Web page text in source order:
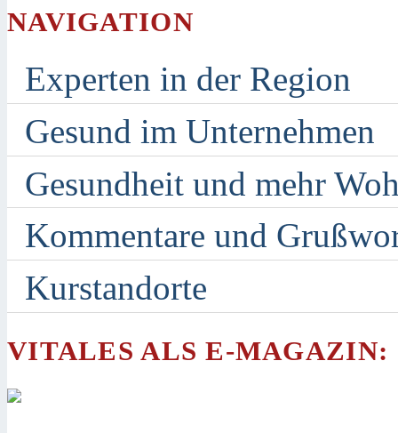
NAVIGATION
Experten in der Region
Gesund im Unternehmen
Gesundheit und mehr
Kommentare und
Kurstandorte
VITALES ALS E-MAGAZIN: